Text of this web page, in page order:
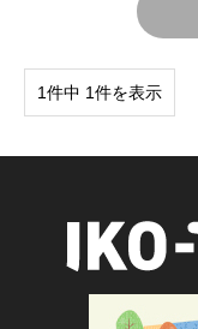
1件中 1件を表示